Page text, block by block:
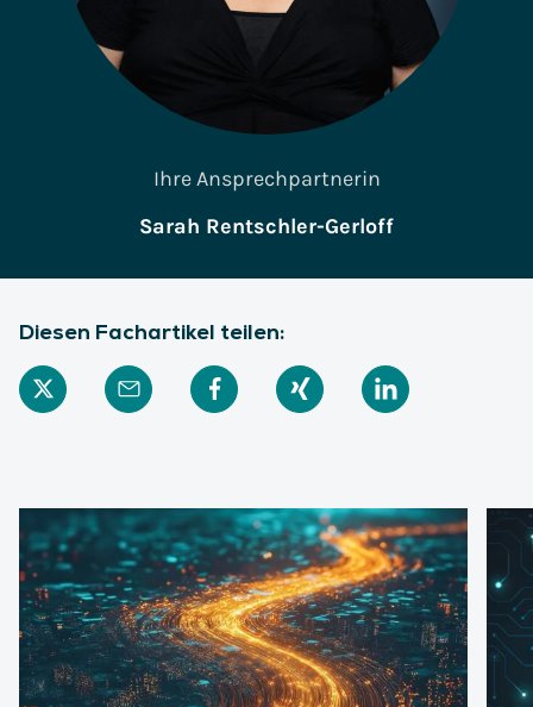
Ihre Ansprechpartnerin
Sarah Rentschler-Gerloff
Diesen Fachartikel teilen: